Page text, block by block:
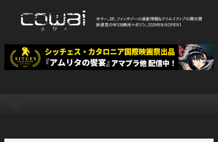
WEB映画マガジン「cowai コ
ワイ」